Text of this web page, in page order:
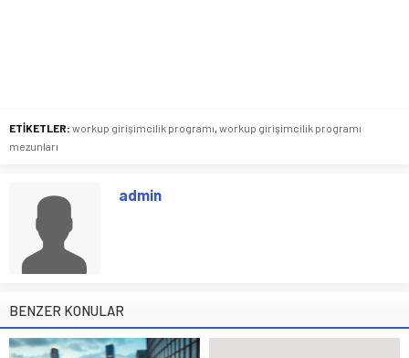
ETİKETLER: workup girişimcilik programı workup girişimcilik programı
mezunları
admin
BENZER KONULAR